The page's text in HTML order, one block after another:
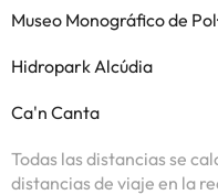
Museo Monográfico de
Hidropark Alcúdia
Ca'n Canta
Todas las distancias se
distancias de viaje en la